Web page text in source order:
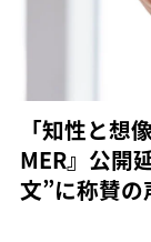
「知性と想
MER』公開
文”に称賛の